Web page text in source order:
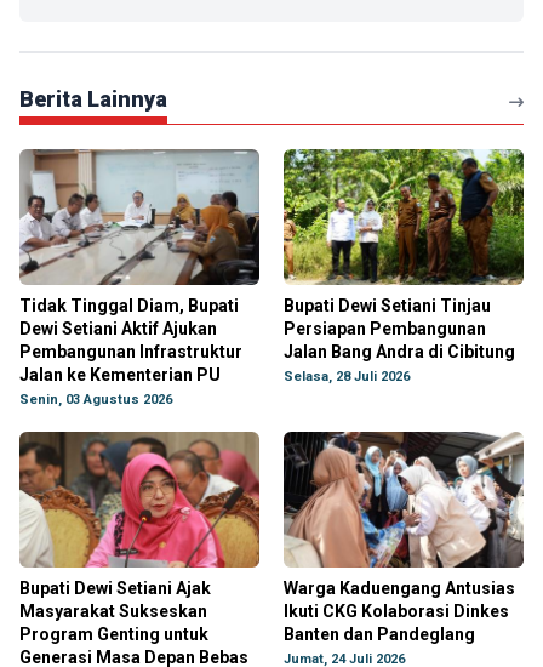
Berita Lainnya
Tidak Tinggal Diam, Bupati
Dewi Setiani Aktif Ajukan
Pembangunan Infrastruktur
Jalan ke Kementerian PU
Senin, 03 Agustus 2026
Bupati Dewi Setiani Tinjau
Persiapan Pembangunan
Jalan Bang Andra di Cibitung
Selasa, 28 Juli 2026
Bupati Dewi Setiani Ajak
Masyarakat Sukseskan
Program Genting untuk
Generasi Masa Depan Bebas
Warga Kaduengang Antusias
Ikuti CKG Kolaborasi Dinkes
Banten dan Pandeglang
Jumat, 24 Juli 2026